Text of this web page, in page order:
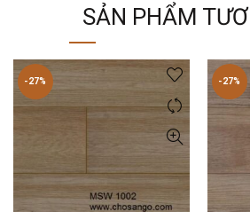
SẢN PHẨM
-27% -27%